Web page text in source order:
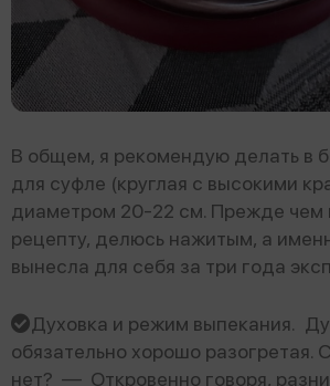
В общем, я рекомендую делать в
для суфле (круглая с высокими
диаметром 20-22 см. Прежде чем
рецепту, делюсь нажитым, а
вынесла для себя за три года
Духовка и режим выпекания.
обязательно хорошо разогретая.
нет? — Откровенно говоря,